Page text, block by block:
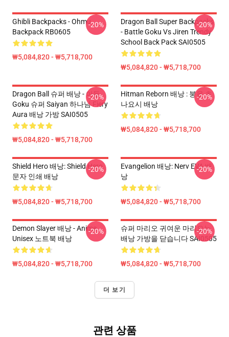
Ghibli Backpacks - Ohmu
Backpack RB0605
₩5,084,820 - ₩5,718,700
-20%
Dragon Ball Super Backpacks
- Battle Goku Vs Jiren Trendy
School Back Pack SAI0505
₩5,084,820 - ₩5,718,700
-20%
Dragon Ball 슈퍼 배낭 - 아들
Goku 슈퍼 Saiyan 하나님 Fiery
Aura 배낭 가방 SAI0505
₩5,084,820 - ₩5,718,700
-20%
Hitman Reborn 배낭 : 붕올 츠
나요시 배낭
₩5,084,820 - ₩5,718,700
-20%
Shield Hero 배낭: Shield Hero
문자 인쇄 배낭
₩5,084,820 - ₩5,718,700
-20%
Evangelion 배낭: Nerv EVA 배
낭
₩5,084,820 - ₩5,718,700
-20%
Demon Slayer 배낭 - Anime
Unisex 노트북 배낭
₩5,084,820 - ₩5,718,700
-20%
슈퍼 마리오 귀여운 마리오는
배낭 가방을 닫습니다 SAI0505
₩5,084,820 - ₩5,718,700
-20%
더 보기
관련 상품